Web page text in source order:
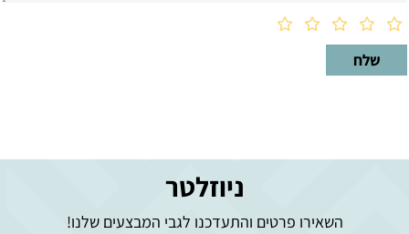
ניוזלטר
השאירו פרטים והתעדכנו לגבי המבצעים שלנו!